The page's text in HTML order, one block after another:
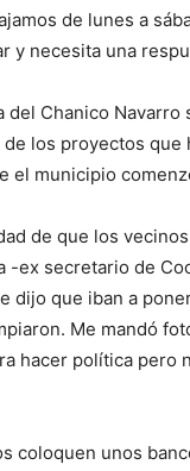
de lunes a
y necesita una
Chanico
los proyectos
el municipio
de que los
-ex secretario de
dijo que iban a
Me mandó
hacer política pero
coloquen unos